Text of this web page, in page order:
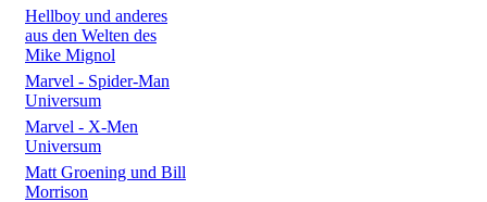
Hellboy und anderes
aus den Welten des
Mike Mignol
Marvel - Spider-Man
Universum
Marvel - X-Men
Universum
Matt Groening und Bill
Morrison